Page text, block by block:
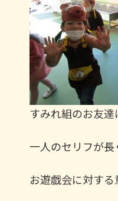
すみれ組のお友達
一人のセリフが
お遊戯会に対す